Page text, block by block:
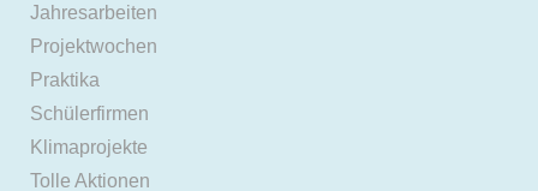
Jahresarbeiten
Projektwochen
Praktika
Schülerfirmen
Klimaprojekte
Tolle Aktionen